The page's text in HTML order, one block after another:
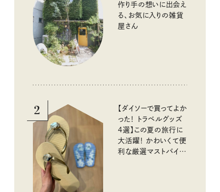
作り手の想いに出会え
る、お気に入りの雑貨
屋さん
2
【ダイソーで買ってよか
った！ トラベルグッズ
4選】この夏の旅行に
大活躍！ かわいくて便
利な厳選マストバイア